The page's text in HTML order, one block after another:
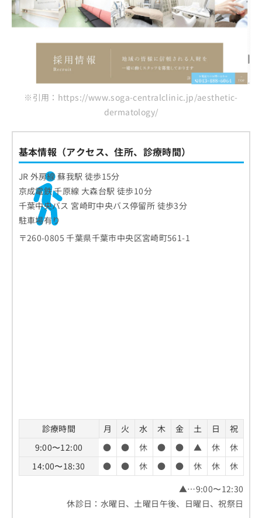
※引用：https://www.soga-centralclinic.jp/aesthetic-
dermatology/
基本情報（アクセス、住所、診療時間）
JR 外房線 蘇我駅 徒歩15分
京成電鉄 千原線 大森台駅 徒歩10分
千葉中央バス 宮崎町中央バス停留所 徒歩3分
駐車場有り
〒260-0805 千葉県千葉市中央区宮崎町561-1
診療時間 月 火 水 木 金 土 日
祝
9:00〜12:00
● ● 休 ● ● ▲ 休
休
14:00〜18:30
● ● 休 ● ● 休 休
休
▲…9:00〜12:30
休診日：水曜日、土曜日午後、日曜日、祝祭日